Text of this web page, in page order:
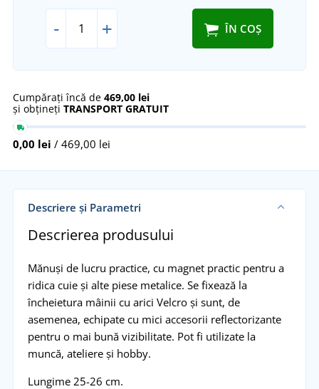
- + ÎN COȘ
Cumpărați încă de 469,00 lei
și obțineți TRANSPORT GRATUIT
0,00 lei / 469,00 lei
Descriere și Parametri
Descrierea produsului
Mănuși de lucru practice, cu magnet practic pentru a
ridica cuie și alte piese metalice. Se fixează la
încheietura mâinii cu arici Velcro și sunt, de
asemenea, echipate cu mici accesorii reflectorizante
pentru o mai bună vizibilitate. Pot fi utilizate la
muncă, ateliere și hobby.
Lungime 25-26 cm.